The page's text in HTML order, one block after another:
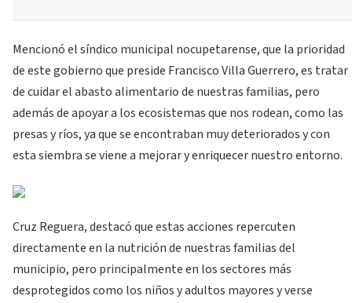
Mencionó el síndico municipal nocupetarense, que la prioridad
de este gobierno que preside Francisco Villa Guerrero, es tratar
de cuidar el abasto alimentario de nuestras familias, pero
además de apoyar a los ecosistemas que nos rodean, como las
presas y ríos, ya que se encontraban muy deteriorados y con
esta siembra se viene a mejorar y enriquecer nuestro entorno.
Cruz Reguera, destacó que estas acciones repercuten
directamente en la nutrición de nuestras familias del
municipio, pero principalmente en los sectores más
desprotegidos como los niños y adultos mayores y verse